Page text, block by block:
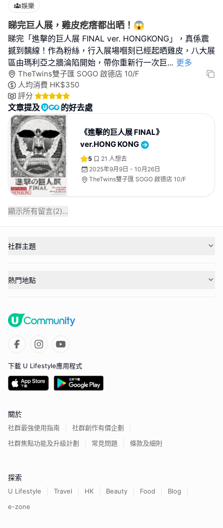
娛樂
睇完巨人展，雞皮疙瘩都出晒！😱
睇完「進擊的巨人展 FINAL ver. HONGKONG」，真係震
撼到黐線！作為粉絲，行入展場嗰刻已經起晒雞皮，八大展
區由瑪利亞之牆淪陷開始，帶你重新行一次巨... 更多
TheTwins雙子匯 SOGO 啟德店 10/F
人均消費 HK$350
評分
文章提及 的好去處
《進擊的巨人展 FINAL》
ver.HONG KONG
5 21 人想去
2025年9月9日 - 10月26日
TheTwins雙子匯 SOGO 啟德店 10/F
顯示所有留言(2)...
社群主題
熱門地點
下載 U Lifestyle應用程式
關於
社群最強使用指南
社群創作有價企劃
社群焦點功能及升級計劃
常見問題 條款及細則
探索
U Lifestyle Travel HK Beauty Food
Blog
e-zone